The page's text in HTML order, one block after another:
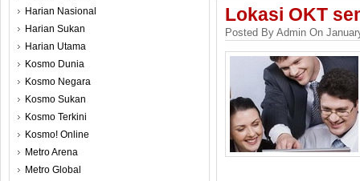
Harian Nasional
Harian Sukan
Harian Utama
Kosmo Dunia
Kosmo Negara
Kosmo Sukan
Kosmo Terkini
Kosmo! Online
Metro Arena
Metro Global
Lokasi OKT
Posted By Admin On